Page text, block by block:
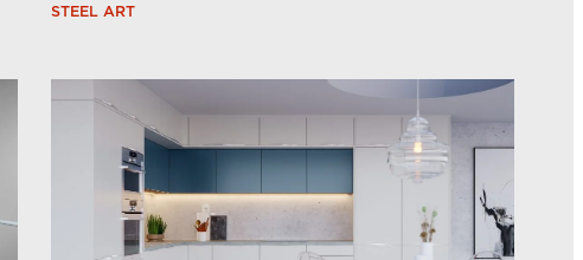
STEEL ART